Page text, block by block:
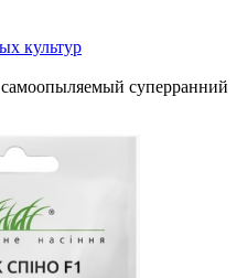
культур
суперранний